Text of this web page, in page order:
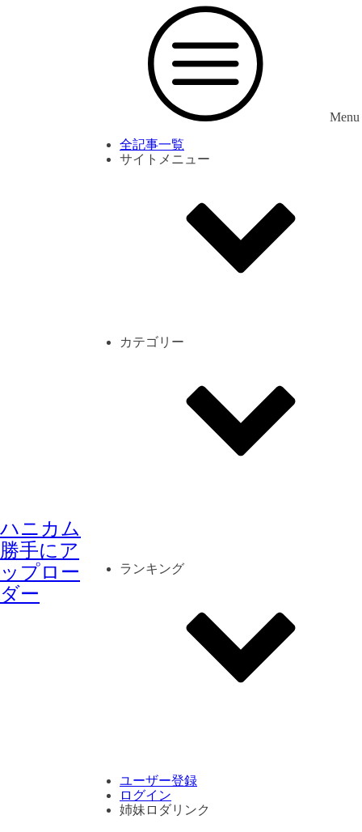
ハニカム
勝手にア
ップロー
ダー
Menu
全記事一覧
サイトメニュー
カテゴリー
ランキング
ユーザー登録
ログイン
姉妹ロダリンク